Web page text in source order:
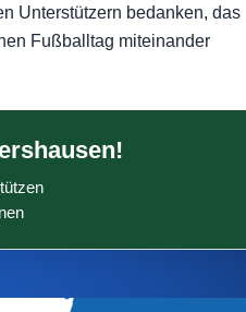
Unterstützern bedanken, das
Fußballtag miteinander